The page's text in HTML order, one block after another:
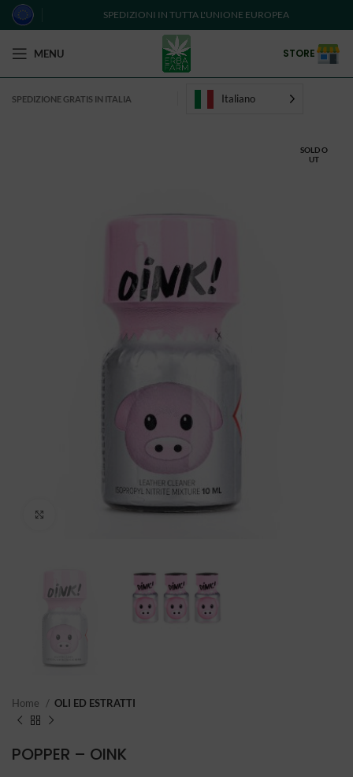
SPEDIZIONI IN TUTTA L'UNIONE EUROPEA
MENU STORE
SPEDIZIONE GRATIS IN ITALIA Italiano
SOLD O
UT
Click to enlarge
Home OLI ED ESTRATTI
POPPER – OINK